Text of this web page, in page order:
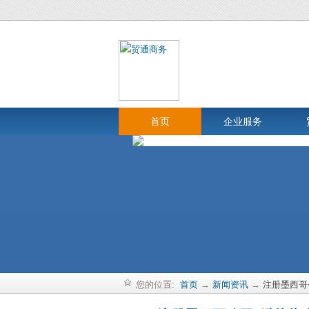
首页 企业服务
您的位置: 首页 → 新闻资讯 → 注册墨西哥